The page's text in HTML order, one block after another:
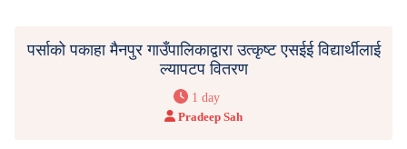
पर्साको पकाहा मैनपुर गाउँपालिकाद्वारा उत्कृष्ट एसईई विद्यार्थीलाई
ल्यापटप वितरण
1 day
Pradeep Sah